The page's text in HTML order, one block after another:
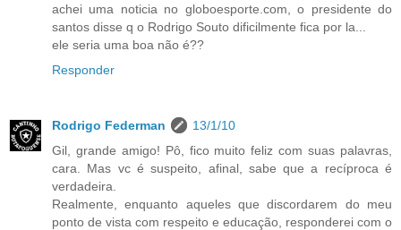
achei uma noticia no globoesporte.com, o presidente do
santos disse q o Rodrigo Souto dificilmente fica por la...
ele seria uma boa não é??
Responder
Rodrigo Federman
13/1/10
Gil, grande amigo! Pô, fico muito feliz com suas palavras,
cara. Mas vc é suspeito, afinal, sabe que a recíproca é
verdadeira.
Realmente, enquanto aqueles que discordarem do meu
ponto de vista com respeito e educação, responderei com o